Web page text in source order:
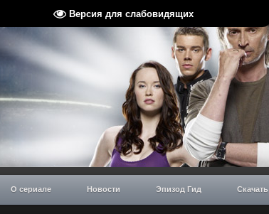
Версия для слабовидящих
О сериале Новости Эпизод Гид Скачать